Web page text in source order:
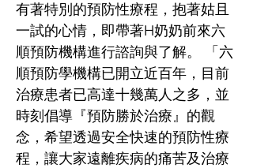
有著特別的預防性療程，抱著姑且
一試的心情，即帶著H奶奶前來六
順預防機構進行諮詢與了解。 「六
順預防學機構已開立近百年，目前
治療患者已高達十幾萬人之多，並
時刻倡導『預防勝於治療』的觀
念，希望透過安全快速的預防性療
程，讓大家遠離疾病的痛苦及治療